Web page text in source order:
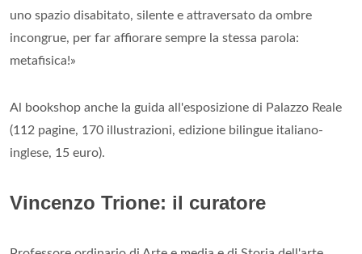
uno spazio disabitato, silente e attraversato da ombre
incongrue, per far affiorare sempre la stessa parola:
metafisica!»
Al bookshop anche la guida all'esposizione di Palazzo Reale
(112 pagine, 170 illustrazioni, edizione bilingue italiano-
inglese, 15 euro).
Vincenzo Trione: il curatore